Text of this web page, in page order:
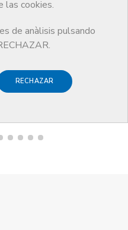
las cookies.
de anàlisis pulsando
RECHAZAR